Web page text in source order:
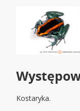
Kostaryka.